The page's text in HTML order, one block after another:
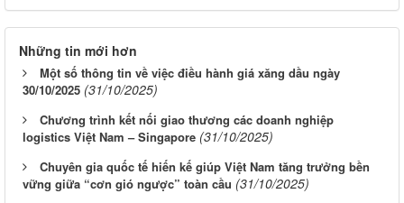
Những tin mới hơn
Một số thông tin về việc điều hành giá xăng dầu ngày
30/10/2025 (31/10/2025)
Chương trình kết nối giao thương các doanh nghiệp
logistics Việt Nam – Singapore (31/10/2025)
Chuyên gia quốc tế hiến kế giúp Việt Nam tăng trưởng bền
vững giữa “cơn gió ngược” toàn cầu (31/10/2025)